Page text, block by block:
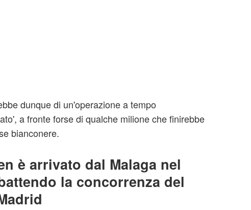
dunque di un'operazione a tempo
a fronte forse di qualche milione che finirebbe
bianconere.
è arrivato dal Malaga nel
la concorrenza del